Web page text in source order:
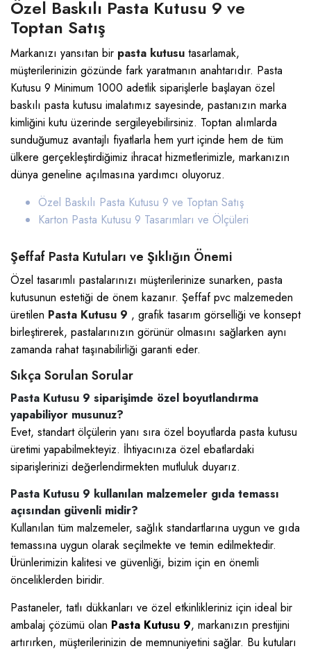
Özel Baskılı Pasta Kutusu 9 ve
Toptan Satış
Markanızı yansıtan bir pasta kutusu tasarlamak,
müşterilerinizin gözünde fark yaratmanın anahtarıdır. Pasta
Kutusu 9 Minimum 1000 adetlik siparişlerle başlayan özel
baskılı pasta kutusu imalatımız sayesinde, pastanızın marka
kimliğini kutu üzerinde sergileyebilirsiniz. Toptan alımlarda
sunduğumuz avantajlı fiyatlarla hem yurt içinde hem de tüm
ülkere gerçekleştirdiğimiz ihracat hizmetlerimizle, markanızın
dünya geneline açılmasına yardımcı oluyoruz.
Özel Baskılı Pasta Kutusu 9 ve Toptan Satış
Karton Pasta Kutusu 9 Tasarımları ve Ölçüleri
Şeffaf Pasta Kutuları ve Şıklığın Önemi
Özel tasarımlı pastalarınızı müşterilerinize sunarken, pasta
kutusunun estetiği de önem kazanır. Şeffaf pvc malzemeden
üretilen Pasta Kutusu 9 , grafik tasarım görselliği ve konsept
birleştirerek, pastalarınızın görünür olmasını sağlarken aynı
zamanda rahat taşınabilirliği garanti eder.
Sıkça Sorulan Sorular
Pasta Kutusu 9 siparişimde özel boyutlandırma
yapabiliyor musunuz?
Evet, standart ölçülerin yanı sıra özel boyutlarda pasta kutusu
üretimi yapabilmekteyiz. İhtiyacınıza özel ebatlardaki
siparişlerinizi değerlendirmekten mutluluk duyarız.
Pasta Kutusu 9 kullanılan malzemeler gıda temassı
açısından güvenli midir?
Kullanılan tüm malzemeler, sağlık standartlarına uygun ve gıda
temassına uygun olarak seçilmekte ve temin edilmektedir.
Ürünlerimizin kalitesi ve güvenliği, bizim için en önemli
önceliklerden biridir.
Pastaneler, tatlı dükkanları ve özel etkinlikleriniz için ideal bir
ambalaj çözümü olan Pasta Kutusu 9, markanızın prestijini
artırırken, müşterilerinizin de memnuniyetini sağlar. Bu kutuları